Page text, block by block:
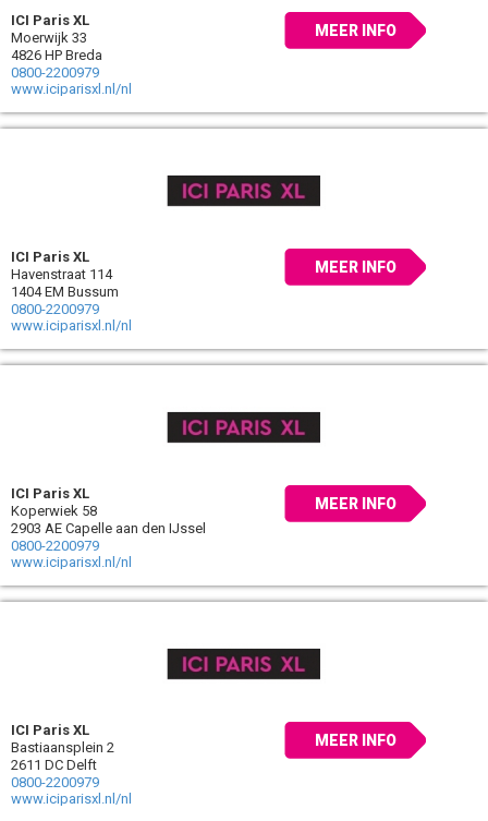
ICI Paris XL
Moerwijk 33
4826 HP Breda
0800-2200979
www.iciparisxl.nl/nl
MEER INFO
ICI Paris XL
Havenstraat 114
1404 EM Bussum
0800-2200979
www.iciparisxl.nl/nl
MEER INFO
ICI Paris XL
Koperwiek 58
2903 AE Capelle aan den IJssel
0800-2200979
www.iciparisxl.nl/nl
MEER INFO
ICI Paris XL
Bastiaansplein 2
2611 DC Delft
0800-2200979
www.iciparisxl.nl/nl
MEER INFO